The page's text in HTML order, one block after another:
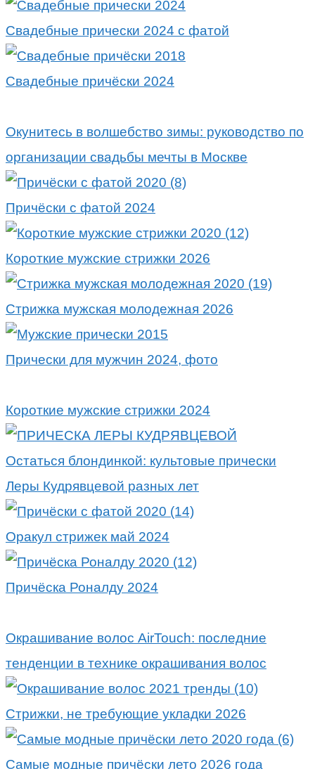
Свадебные прически 2024 с фатой
Свадебные причёски 2024
Окунитесь в волшебство зимы: руководство по
организации свадьбы мечты в Москве
Причёски с фатой 2024
Короткие мужские стрижки 2026
Стрижка мужская молодежная 2026
Прически для мужчин 2024, фото
Короткие мужские стрижки 2024
Остаться блондинкой: культовые прически
Леры Кудрявцевой разных лет
Оракул стрижек май 2024
Причёска Роналду 2024
Окрашивание волос AirTouch: последние
тенденции в технике окрашивания волос
Стрижки, не требующие укладки 2026
Самые модные причёски лето 2026 года